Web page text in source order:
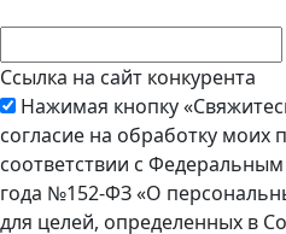
Ссылка на сайт конкурента
Нажимая кнопку
согласие на обработку моих
соответствии с
года №152-ФЗ «О
для целей, определенных в